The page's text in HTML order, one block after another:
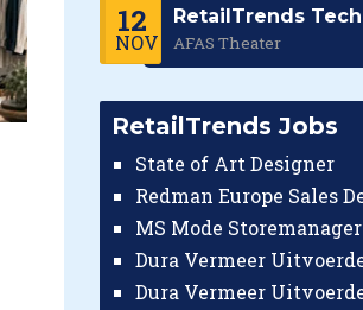
12
NOV
RetailTrends Tech
AFAS Theater
RetailTrends Jobs
State of Art Designer
MS Mode Storemanager